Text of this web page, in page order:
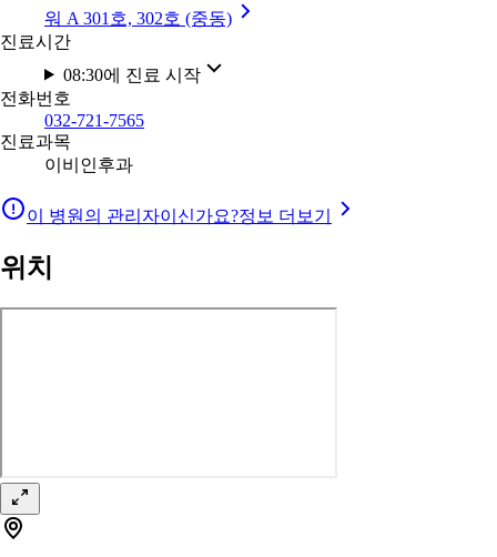
워 A 301호, 302호 (중동)
진료시간
08:30에 진료 시작
전화번호
032-721-7565
진료과목
이비인후과
이 병원의 관리자이신가요?정보 더보기
위치